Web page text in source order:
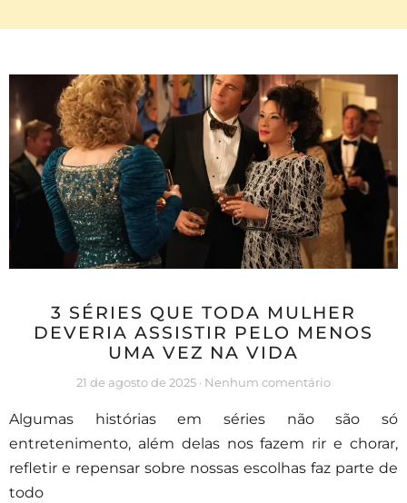
3 SÉRIES QUE TODA MULHER
DEVERIA ASSISTIR PELO MENOS
UMA VEZ NA VIDA
21 de agosto de 2025 Nenhum comentário
Algumas histórias em séries não são só
entretenimento, além delas nos fazem rir e chorar,
refletir e repensar sobre nossas escolhas faz parte de
todo